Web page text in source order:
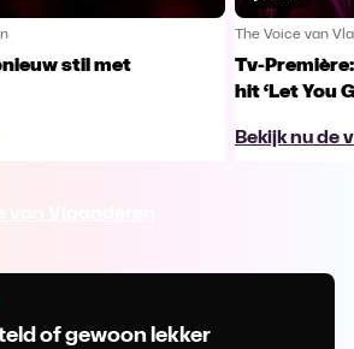
stil met
The Voice van
Tv-
hit ‘Let You
Bekijk nu de
of gewoon lekker